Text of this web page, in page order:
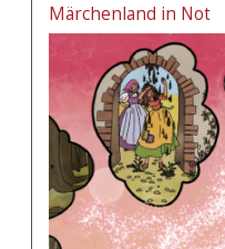
Märchenland in Not